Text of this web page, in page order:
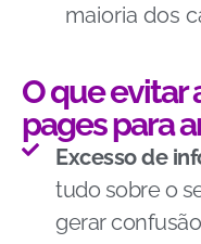
maioria dos
O que evitar
pages para
Excesso de
tudo sobre o
gerar